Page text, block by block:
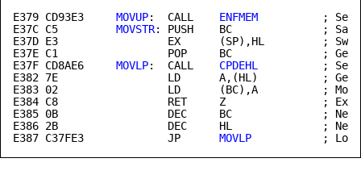
E379 CD93E3 MOVUP:  CALL ENFMEM
E37C C5 MOVSTR: PUSH    BC              ; Save
E37D E3                 EX      (SP),HL         ; Swap
E37F CD8AE6 MOVLP:  CALL CPDEHL
; See
E382 7E                 LD      A,(HL)          ; Get
E383 02                 LD      (BC),A          ;
E384 C8                 RET     Z               ; Exit
E385 0B                 DEC     BC              ; Next
E386 2B                 DEC     HL              ; Next
E387 C37FE3             JP MOVLP